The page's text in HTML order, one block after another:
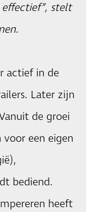
stelt
actief in de
Later zijn
de groei
een eigen
bediend.
heeft